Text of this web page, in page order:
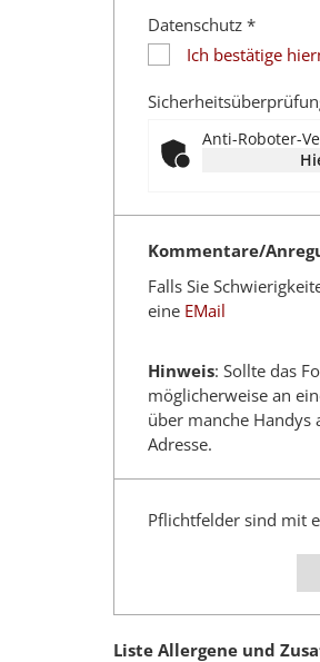
Datenschutz *
Ich bestätige
Anti-Roboter-
Kommentare/
Falls Sie
eine EMail
Hinweis: Sollte das
möglicherweise an
über manche Handys
Adresse.
Pflichtfelder sind mit
Liste Allergene und